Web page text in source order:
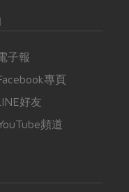
子報
專頁
好友
頻道